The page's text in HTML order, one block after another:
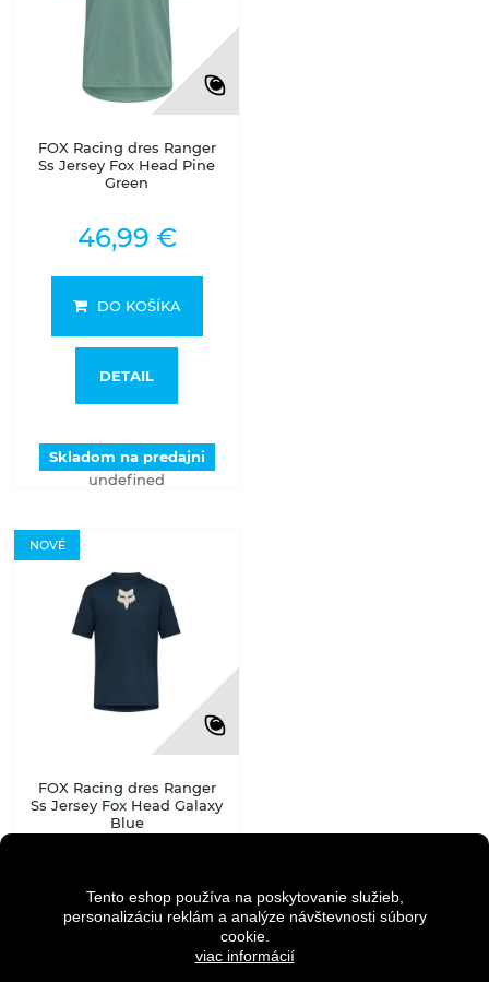
Tento eshop používa na poskytovanie služieb,
personalizáciu reklám a analýze návštevnosti súbory
cookie.
viac informácií
FOX Racing dres Ranger
Ss Jersey Fox Head Pine
Green
46,99 €
DO KOŠÍKA
DETAIL
Skladom na predajni
undefined
NOVÉ
FOX Racing dres Ranger
Ss Jersey Fox Head Galaxy
Blue